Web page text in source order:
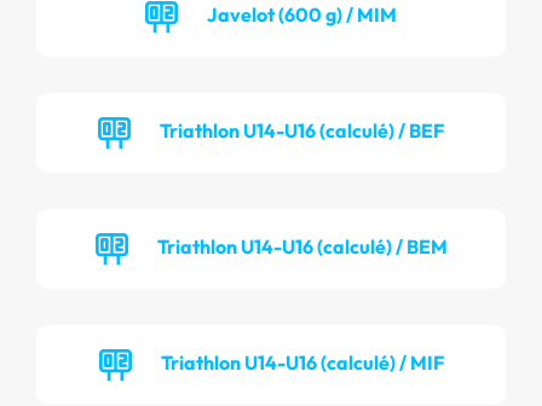
Javelot (600 g) / MIM
Triathlon U14-U16 (calculé) / BEF
Triathlon U14-U16 (calculé) / BEM
Triathlon U14-U16 (calculé) / MIF